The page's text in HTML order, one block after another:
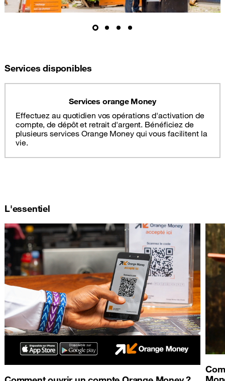
Services disponibles
Services orange Money
Effectuez au quotidien vos opérations d'activation de
compte, de dépôt et retrait d'argent. Bénéficiez de
plusieurs services Orange Money qui vous facilitent la
vie.
L'essentiel